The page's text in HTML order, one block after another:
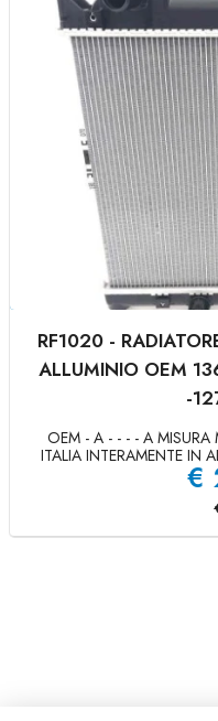
RF1020 -
ALLUMINIO OEM
-
OEM - A - - - - A MISURA
ITALIA INTERAMENTE IN
€